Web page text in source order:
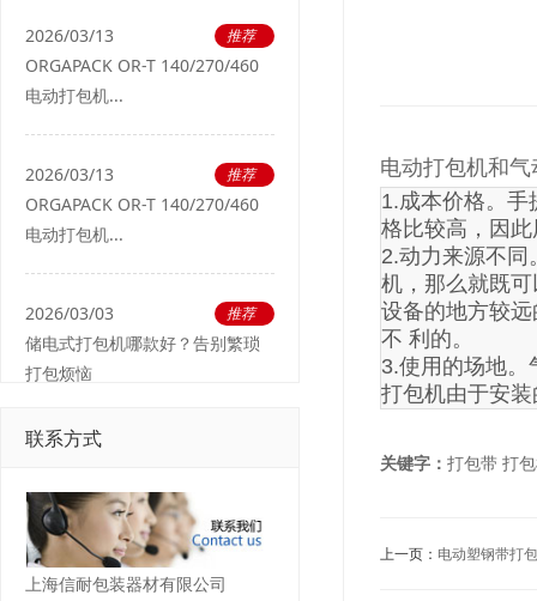
推荐
2026/03/13
ORGAPACK OR-T 140/270/460
电动打包机...
推荐
2026/03/13
ORGAPACK OR-T 140/270/460
电动打包机...
推荐
2026/03/03
储电式打包机哪款好？告别繁琐
打包烦恼
联系方式
上海信耐包装器材有限公司
电动打包机和
1.成本价格。手
格比较高，因
2.动力来源不同
机，那么就既
设备的地方较
不 利的。
3.使用的场地。
打包机由于安
关键字： 打包带 打
上一页： 电动塑钢带打